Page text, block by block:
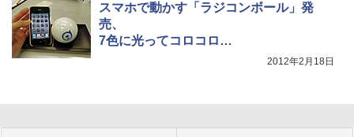
スマホで動かす「ラジコンボール」発
売、
7色に光ってコロコロ…
2012年2月18日